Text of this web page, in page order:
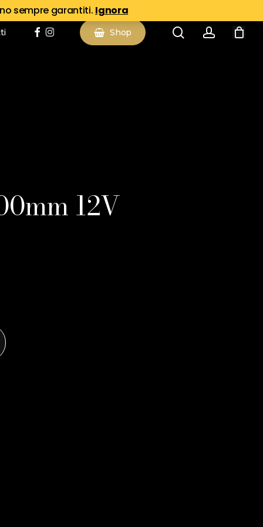
sempre garantiti. Ignora
facebook
instagram Shop searchaccount
12V